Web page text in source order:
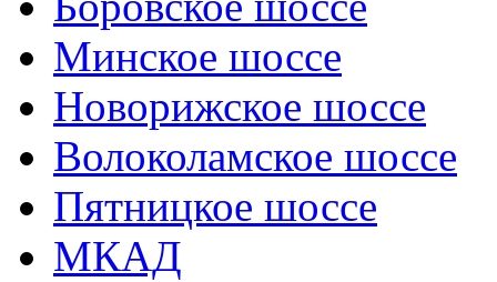
Минское шоссе
Новорижское шоссе
Волоколамское шоссе
Пятницкое шоссе
МКАД